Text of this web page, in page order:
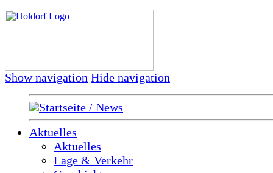
Show navigation Hide navigation
Startseite / News
Aktuelles
Aktuelles
Lage & Verkehr